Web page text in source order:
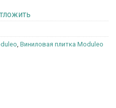
Виниловая плитка Moduleo